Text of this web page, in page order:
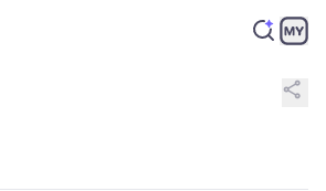
share